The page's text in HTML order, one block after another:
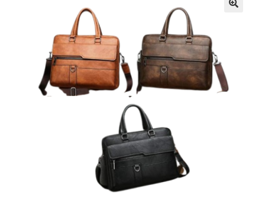
Мој профил
Рекламации и замена на производ
Услови за користење